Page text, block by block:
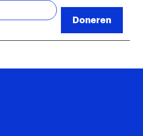
Doneren